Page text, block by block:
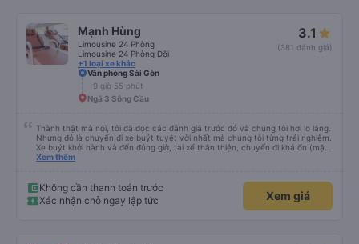
Mạnh Hùng
Limousine 24 Phòng
Limousine 24 Phòng Đôi
+1 loại xe khác
3.1
(381 đánh giá)
Văn phòng Sài Gòn
9 giờ 55 phút
Ngã 3 Sông Cầu
Thành thật mà nói, tôi đã đọc các đánh giá trước đó và chúng tôi hơi lo lắng.
Nhưng đó là chuyến đi xe buýt tuyệt vời nhất mà chúng tôi từng trải nghiệm.
Xe buýt khởi hành và đến đúng giờ, tài xế thân thiện, chuyến đi khá ổn (mặc
dù vẫn hơi xóc, nhưng đó là đặc trưng của Việt Nam ^^), và chỗ ngồi thoải
Xem thêm
Không cần thanh toán trước
Xác nhận chỗ ngay lập tức
Xem giá